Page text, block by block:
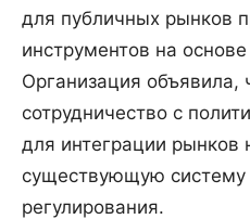
для публичных рынков
инструментов на
Организация объявила,
сотрудничество с
для интеграции рынков
существующую систему
регулирования.